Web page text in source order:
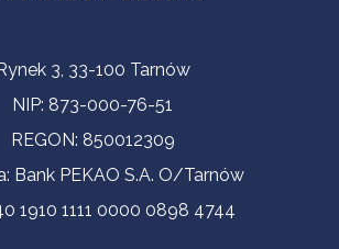
Rynek 3, 33-100 Tarnów
NIP: 873-000-76-51
REGON: 850012309
Bank PEKAO S.A. O/Tarnów
1910 1111 0000 0898 4744